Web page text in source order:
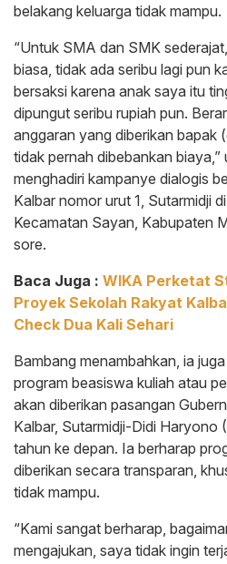
belakang keluarga tidak mampu.
“Untuk SMA dan SMK
biasa, tidak ada seribu lagi pun
bersaksi karena anak saya itu
dipungut seribu rupiah pun.
anggaran yang diberikan bapak
tidak pernah dibebankan
menghadiri kampanye dialogis
Kalbar nomor urut 1, Sutarmidji
Kecamatan Sayan, Kabupaten
sore.
Baca Juga : WIKA Perketat
Proyek Sekolah Rakyat
Check Dua Kali Sehari
Bambang menambahkan, ia
program beasiswa kuliah atau
akan diberikan pasangan
Kalbar, Sutarmidji-Didi Haryono
tahun ke depan. Ia berharap
diberikan secara transparan,
tidak mampu.
“Kami sangat berharap,
mengajukan, saya tidak ingin